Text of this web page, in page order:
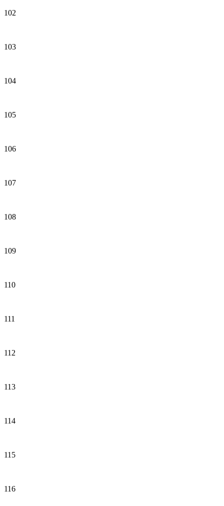
102
103
104
105
106
107
108
109
110
111
112
113
114
115
116